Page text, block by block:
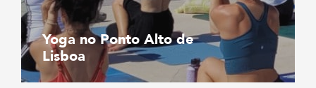
Yoga no Ponto Alto de
Lisboa